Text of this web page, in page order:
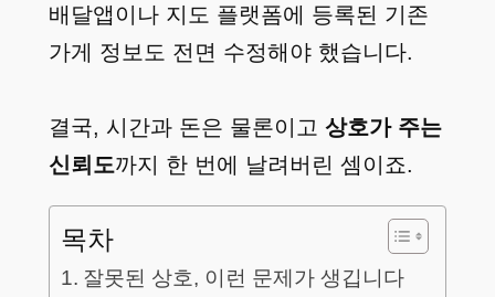
배달앱이나 지도 플랫폼에 등록된 기존
가게 정보도 전면 수정해야 했습니다.
결국, 시간과 돈은 물론이고 상호가 주는
신뢰도까지 한 번에 날려버린 셈이죠.
목차
잘못된 상호, 이런 문제가 생깁니다